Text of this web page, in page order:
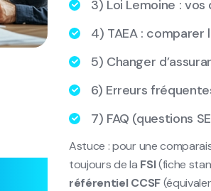
3) Loi Lemoine : vos
4) TAEA : comparer
5) Changer
6) Erreurs
7) FAQ (questions
Astuce : pour une
toujours de la FSI(fiche
référentiel CCSF